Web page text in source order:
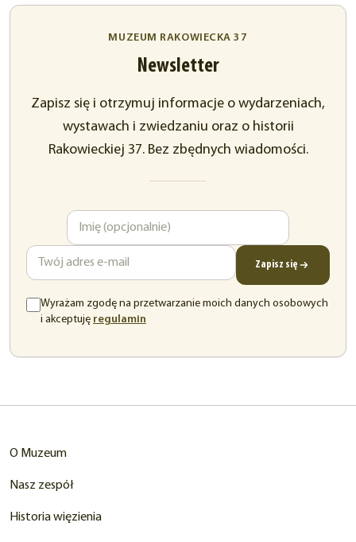
MUZEUM RAKOWIECKA 37
Newsletter
Zapisz się i otrzymuj informacje o wydarzeniach,
wystawach i zwiedzaniu oraz o historii
Rakowieckiej 37. Bez zbędnych wiadomości.
Zapisz się
Wyrażam zgodę na przetwarzanie moich danych osobowych
i akceptuję regulamin
O Muzeum
Nasz zespół
Historia więzienia